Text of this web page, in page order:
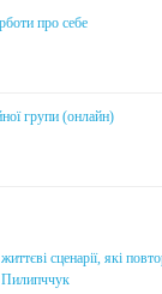
про себе
групи (онлайн)
сценарії, які
Пилипччук